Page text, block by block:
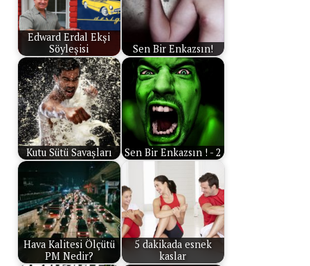
Edward Erdal Ekşi
Söyleşisi
Sen Bir Enkazsın!
Kutu Sütü Savaşları Sen Bir Enkazsın ! - 2
Hava Kalitesi Ölçütü
PM Nedir?
5 dakikada esnek
kaslar